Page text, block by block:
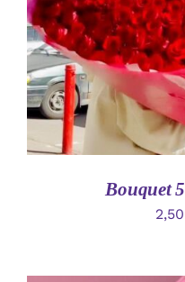
Bouquet